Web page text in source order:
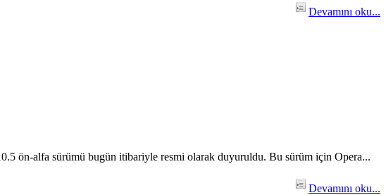
Devamını oku...
ön-alfa sürümü bugün itibariyle resmi olarak duyuruldu. Bu sürüm için Opera...
Devamını oku...